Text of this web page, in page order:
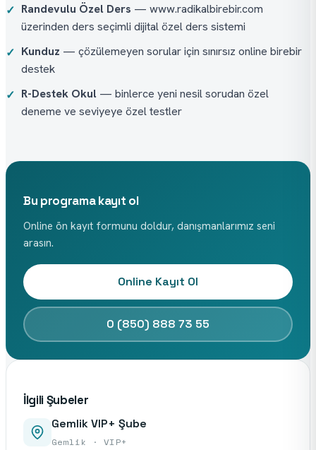
✓ Randevulu Özel Ders — www.radikalbirebir.com
üzerinden ders seçimli dijital özel ders sistemi
✓ Kunduz — çözülemeyen sorular için sınırsız online birebir
destek
✓ R-Destek Okul — binlerce yeni nesil sorudan özel
deneme ve seviyeye özel testler
Bu programa kayıt ol
Online ön kayıt formunu doldur, danışmanlarımız seni
arasın.
Online Kayıt Ol
0 (850) 888 73 55
İlgili Şubeler
Gemlik VIP+ Şube
Gemlik · VIP+